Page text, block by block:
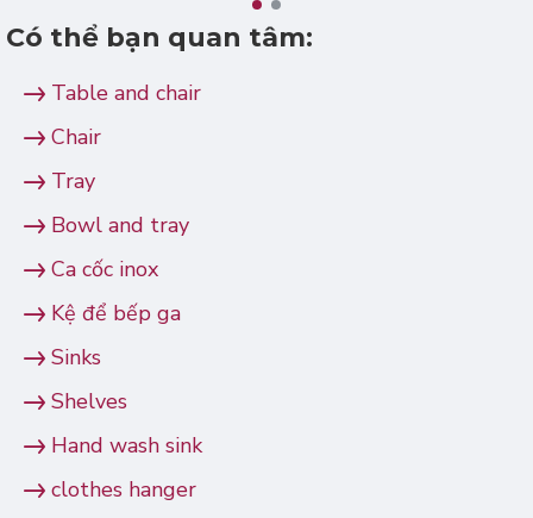
Có thể bạn quan tâm:
Table and chair
Chair
Tray
Bowl and tray
Ca cốc inox
Kệ để bếp ga
Sinks
Shelves
Hand wash sink
clothes hanger